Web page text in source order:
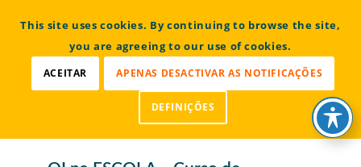
Bem vindo à Associação Portuguesa de Osteogénese
Imperfeita
This site uses cookies. By continuing to browse the site,
you are agreeing to our use of cookies.
ACEITAR APENAS DESACTIVAR AS NOTIFICAÇÕES
DEFINIÇÕES